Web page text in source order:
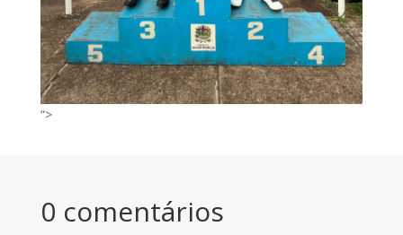
“>
0 comentários